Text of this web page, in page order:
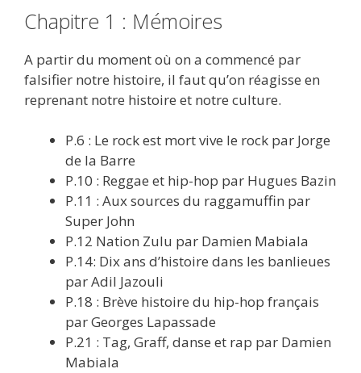
Chapitre 1 : Mémoires
A partir du moment où on a commencé par
falsifier notre histoire, il faut qu’on réagisse en
reprenant notre histoire et notre culture.
P.6 : Le rock est mort vive le rock par Jorge
de la Barre
P.10 : Reggae et hip-hop par Hugues Bazin
P.11 : Aux sources du raggamuffin par
Super John
P.12 Nation Zulu par Damien Mabiala
P.14: Dix ans d’histoire dans les banlieues
par Adil Jazouli
P.18 : Brève histoire du hip-hop français
par Georges Lapassade
P.21 : Tag, Graff, danse et rap par Damien
Mabiala